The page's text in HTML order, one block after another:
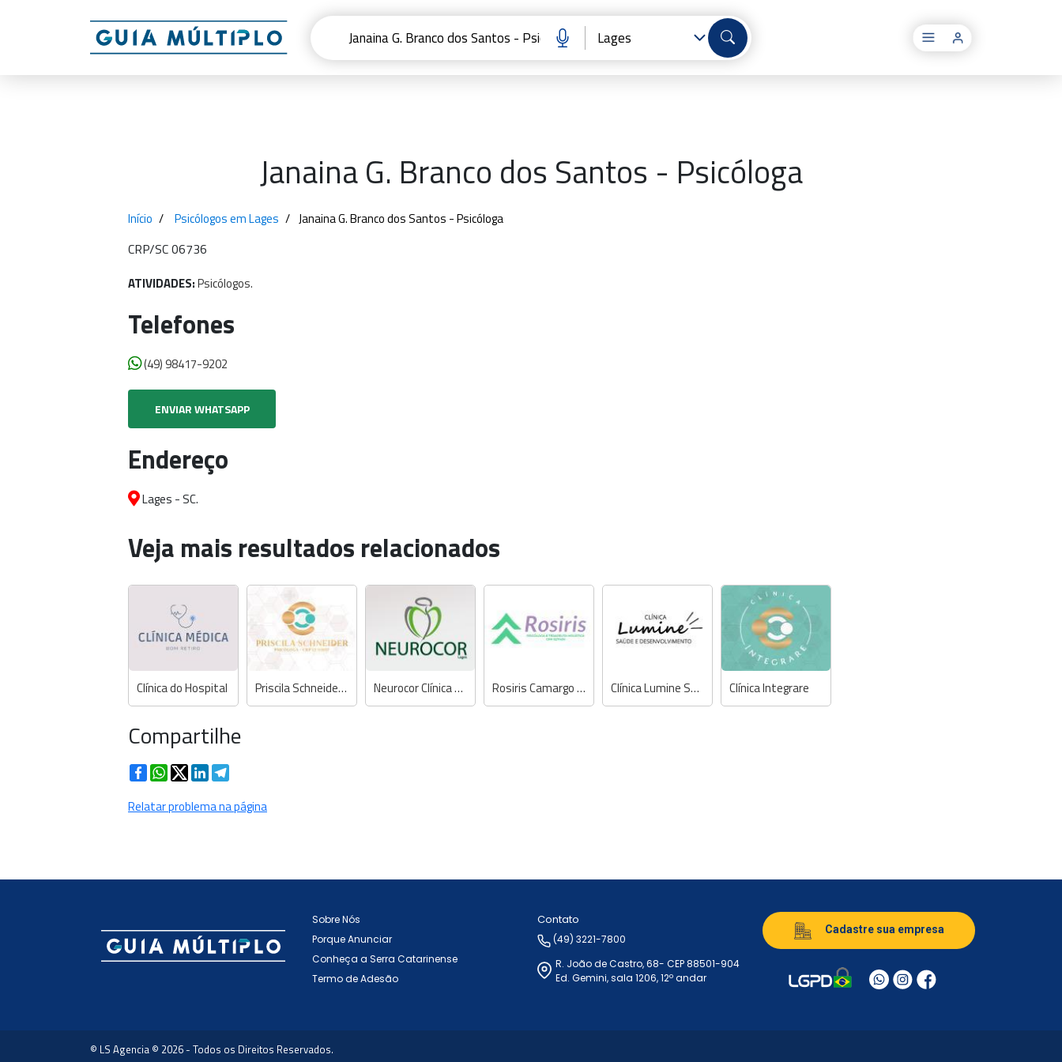
Janaina G. Branco dos Santos - Psicóloga
Início Psicólogos em Lages Janaina G. Branco dos Santos - Psicóloga
CRP/SC 06736
ATIVIDADES:Psicólogos.
Telefones
(49) 98417-9202
ENVIAR WHATSAPP
Endereço
Lages - SC.
Veja mais resultados relacionados
Clínica do Hospital Priscila Schneider - Psicóloga Neurocor Clínica Cardiológica Rosiris Camargo Nassiff - Psicóloga e Terapeuta Holística Clínica Lumine Saúde e Desenvolvimento Clínica Integrare
Compartilhe
FacebookWhatsApp
TwitterLinkedIn
Relatar problema na página
Sobre Nós
Porque Anunciar
Conheça a Serra Catarinense
Termo de Adesão
Contato
(49) 3221-7800
R. João de Castro, 68- CEP 88501-904
Ed. Gemini, sala 1206, 12º andar
Cadastre sua empresa
© LS Agencia © 2026 - Todos os Direitos Reservados.